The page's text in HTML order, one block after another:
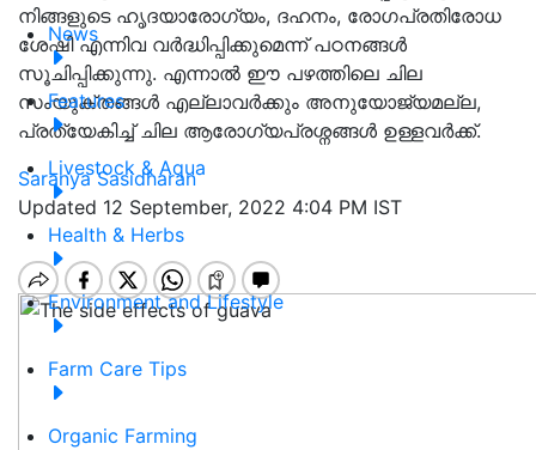
News
Features
Livestock & Aqua
Health & Herbs
Environment and Lifestyle
Farm Care Tips
Organic Farming
നിങ്ങളുടെ ഹൃദയാരോഗ്യം, ദഹനം, രോഗപ്രതിരോധ
ശേഷി എന്നിവ വർദ്ധിപ്പിക്കുമെന്ന് പഠനങ്ങൾ
സൂചിപ്പിക്കുന്നു. എന്നാൽ ഈ പഴത്തിലെ ചില
സംയുക്തങ്ങൾ എല്ലാവർക്കും അനുയോജ്യമല്ല,
പ്രത്യേകിച്ച് ചില ആരോഗ്യപ്രശ്നങ്ങൾ ഉള്ളവർക്ക്.
Saranya Sasidharan
Updated 12 September, 2022 4:04 PM IST